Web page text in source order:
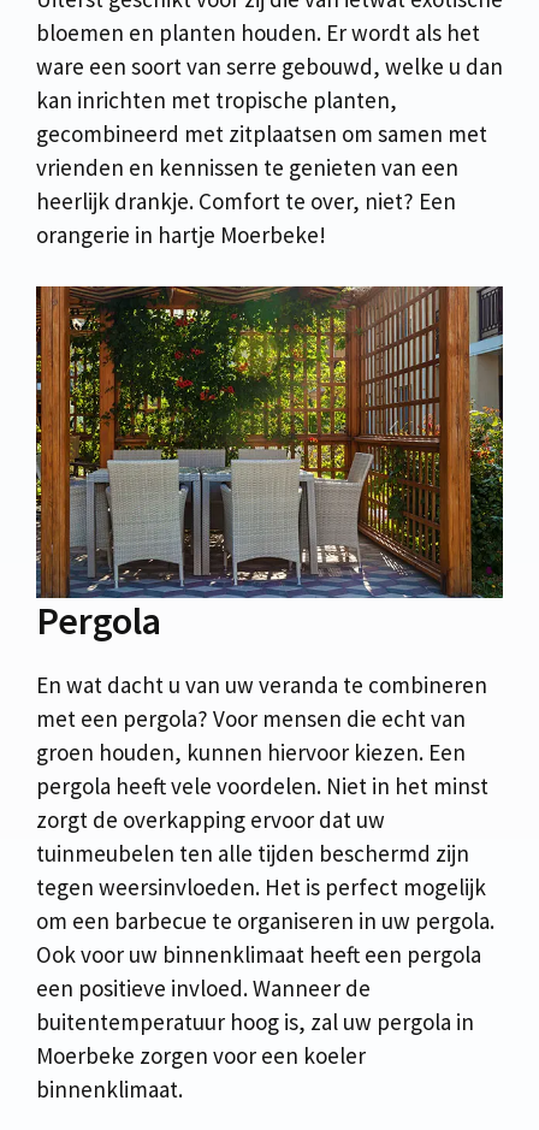
bloemen en planten houden. Er wordt als het
ware een soort van serre gebouwd, welke u dan
kan inrichten met tropische planten,
gecombineerd met zitplaatsen om samen met
vrienden en kennissen te genieten van een
heerlijk drankje. Comfort te over, niet? Een
orangerie in hartje Moerbeke!
Pergola
En wat dacht u van uw veranda te combineren
met een pergola? Voor mensen die echt van
groen houden, kunnen hiervoor kiezen. Een
pergola heeft vele voordelen. Niet in het minst
zorgt de overkapping ervoor dat uw
tuinmeubelen ten alle tijden beschermd zijn
tegen weersinvloeden. Het is perfect mogelijk
om een barbecue te organiseren in uw pergola.
Ook voor uw binnenklimaat heeft een pergola
een positieve invloed. Wanneer de
buitentemperatuur hoog is, zal uw pergola in
Moerbeke zorgen voor een koeler
binnenklimaat.